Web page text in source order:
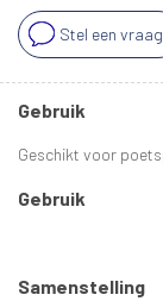
Stel een vraag
Gebruik
Geschikt voor
Gebruik
Samenstelling